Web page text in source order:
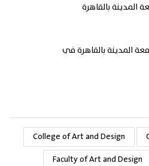
المدينة بالقاهرة
College of Art and Design
Faculty of Art and Design